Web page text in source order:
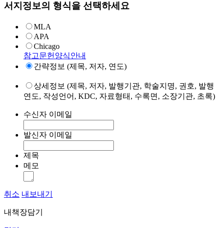
서지정보의 형식을 선택하세요
MLA
APA
Chicago
참고문헌양식안내
간략정보 (제목, 저자, 연도)
상세정보 (제목, 저자, 발행기관, 학술지명, 권호, 발행
연도, 작성언어, KDC, 자료형태, 수록면, 소장기관, 초록)
수신자 이메일
발신자 이메일
제목
메모
취소 내보내기
내책장담기